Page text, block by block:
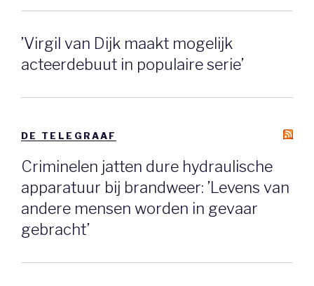
’Virgil van Dijk maakt mogelijk
acteerdebuut in populaire serie’
DE TELEGRAAF
Criminelen jatten dure hydraulische
apparatuur bij brandweer: ’Levens van
andere mensen worden in gevaar
gebracht’